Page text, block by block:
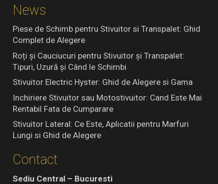
News
Piese de Schimb pentru Stivuitor si Transpalet: Ghid
Complet de Alegere
Roți și Cauciucuri pentru Stivuitor și Transpalet:
Tipuri, Uzură și Când le Schimbi
Stivuitor Electric Hyster: Ghid de Alegere si Gama
Inchiriere Stivuitor sau Motostivuitor: Cand Este Mai
Rentabil Fata de Cumparare
Stivuitor Lateral: Ce Este, Aplicatii pentru Marfuri
Lungi si Ghid de Alegere
Contact
Sediu Central – Bucuresti